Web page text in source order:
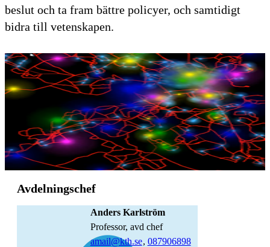
beslut och ta fram bättre policyer, och samtidigt
bidra till vetenskapen.
Avdelningschef
Anders Karlström
professor, avd chef
amail@kth.se, 087906898